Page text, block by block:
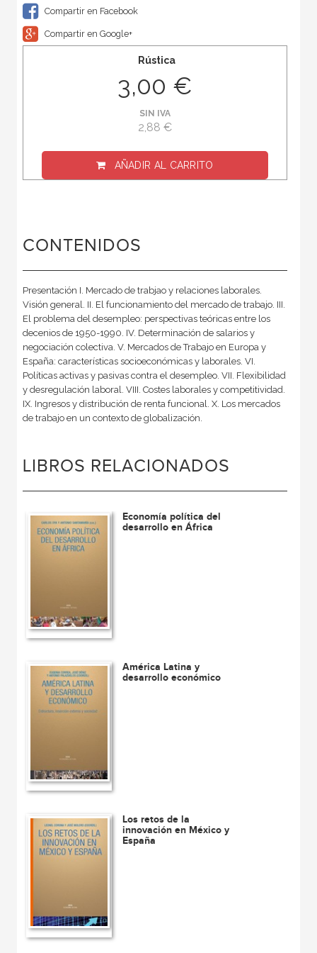
Compartir en Facebook
Compartir en Google+
Rústica
3,00 €
SIN IVA
2,88 €
AÑADIR AL CARRITO
CONTENIDOS
Presentación I. Mercado de trabjao y relaciones laborales.
Visión general. II. El funcionamiento del mercado de trabajo. III.
El problema del desempleo: perspectivas teóricas entre los
decenios de 1950-1990. IV. Determinación de salarios y
negociación colectiva. V. Mercados de Trabajo en Europa y
España: características socioeconómicas y laborales. VI.
Políticas activas y pasivas contra el desempleo. VII. Flexibilidad
y desregulación laboral. VIII. Costes laborales y competitividad.
IX. Ingresos y distribución de renta funcional. X. Los mercados
de trabajo en un contexto de globalización.
LIBROS RELACIONADOS
Economía política del
desarrollo en África
América Latina y
desarrollo económico
Los retos de la
innovación en México y
España